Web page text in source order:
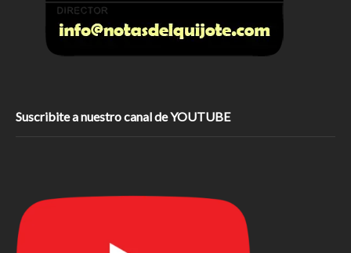
Suscribite a nuestro canal de YOUTUBE